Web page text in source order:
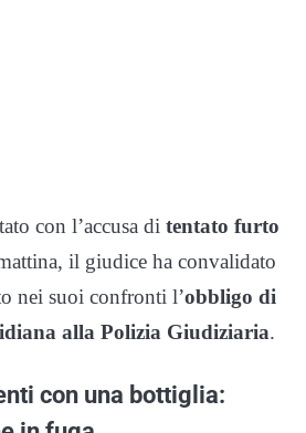
con l’accusa di tentato furto
il giudice ha convalidato
nei suoi confronti l’obbligo di
alla Polizia Giudiziaria.
con una bottiglia: